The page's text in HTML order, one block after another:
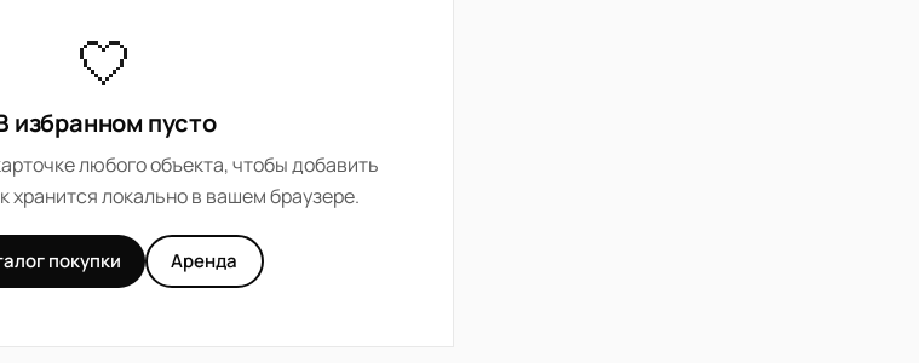
🤍
избранном пусто
любого объекта, чтобы добавить
хранится локально в вашем браузере.
покупки Аренда